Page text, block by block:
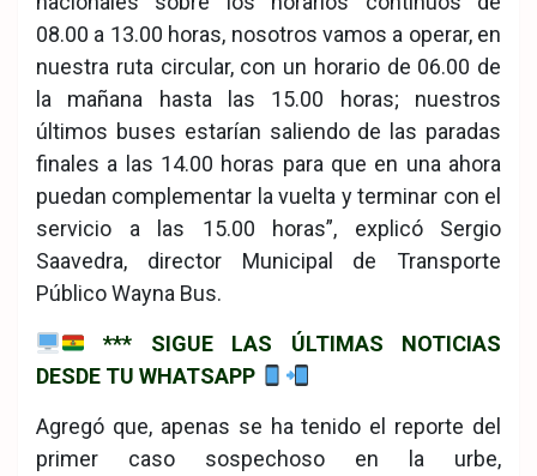
08.00 a 13.00 horas, nosotros vamos a operar, en
nuestra ruta circular, con un horario de 06.00 de
la mañana hasta las 15.00 horas; nuestros
últimos buses estarían saliendo de las paradas
finales a las 14.00 horas para que en una ahora
puedan complementar la vuelta y terminar con el
servicio a las 15.00 horas”, explicó Sergio
Saavedra, director Municipal de Transporte
Público Wayna Bus.
*** SIGUE LAS ÚLTIMAS NOTICIAS
DESDE TU WHATSAPP
Agregó que, apenas se ha tenido el reporte del
primer caso sospechoso en la urbe,